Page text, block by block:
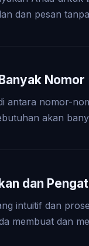
dan pesan
Nomor
antara nomor-
akan
dan
intuitif dan
membuat dan